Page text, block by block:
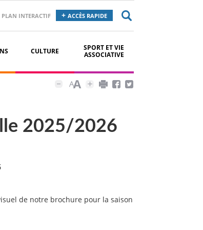
PLAN INTERACTIF ACCÈS RAPIDE
CULTURE
SPORT ET VIE
ASSOCIATIVE
2025/2026
de notre brochure pour la saison